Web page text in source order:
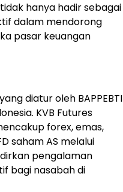
hanya hadir sebagai
dalam mendorong
pasar keuangan
diatur oleh BAPPEBTI
KVB Futures
forex, emas,
saham AS melalui
pengalaman
bagi nasabah di